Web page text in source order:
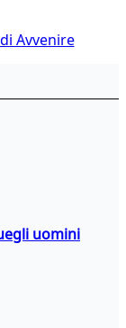
Avvenire
uomini